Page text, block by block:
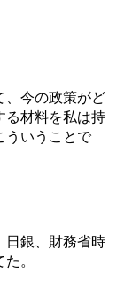
今の政策がど
る材料を私は持
ういうことで
銀、財務省時
。